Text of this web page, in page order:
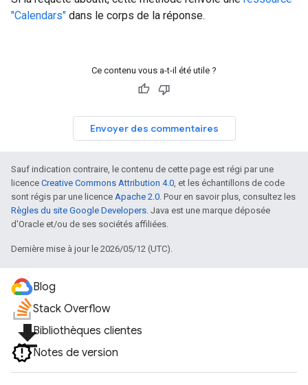
"Calendars" dans le corps de la réponse.
Ce contenu vous a-t-il été utile ?
Envoyer des commentaires
Sauf indication contraire, le contenu de cette page est régi par une
licence Creative Commons Attribution 4.0, et les échantillons de code
sont régis par une licence Apache 2.0. Pour en savoir plus, consultez les
Règles du site Google Developers. Java est une marque déposée
d'Oracle et/ou de ses sociétés affiliées.
Dernière mise à jour le 2026/05/12 (UTC).
Blog
Stack Overflow
file_downloadBibliothèques clientes
Notes de version